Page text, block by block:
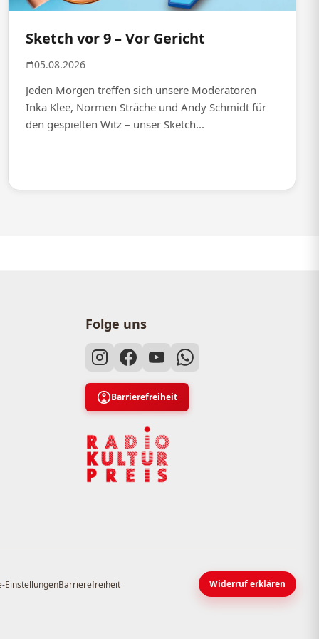
Sketch vor 9 – Vor Gericht
05.08.2026
Jeden Morgen treffen sich unsere Moderatoren
Inka Klee, Normen Sträche und Andy Schmidt für
den gespielten Witz – unser Sketch...
Folge uns
Barrierefreiheit
EinstellungenBarrierefreiheit Widerruf erklären